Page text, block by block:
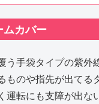
ムカバー
う手袋タイプの紫外
ものや指先が出てる
運転にも支障が出な